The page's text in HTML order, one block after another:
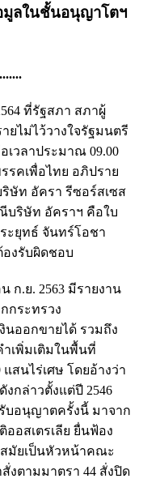
มูลในชั้นอนุญาโตฯ
ที่รัฐสภา สภาผู้
ไม่ไว้วางใจรัฐมนตรี
เวลาประมาณ 09.00
รคเพื่อไทย อภิปราย
ริษัท อัครา รีซอร์สเซส
บริษัท อัคราฯ คือใบ
ะยุทธ์ จันทร์โอชา
งรับผิดชอบ
ก.ย. 2563 มีรายงาน
กระทรวง
นออกขายได้ รวมถึง
เพิ่มเติมในพื้นที่
สนไร่เศษ โดยอ้างว่า
กล่าวตั้งแต่ปี 2546
บอนุญาตครั้งนี้ มาจาก
อสเตรเลีย ยื่นฟ้อง
มัยเป็นหัวหน้าคณะ
งตามมาตรา 44 สั่งปิด